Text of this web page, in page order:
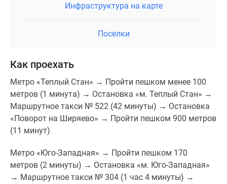
Инфраструктура на карте
Поселки
Как проехать
Метро «Теплый Стан» → Пройти пешком менее 100
метров (1 минута) → Остановка «м. Теплый Стан» →
Маршрутное такси № 522 (42 минуты) → Остановка
«Поворот на Ширяево» → Пройти пешком 900 метров
(11 минут)
Метро «Юго-Западная» → Пройти пешком 170
метров (2 минуты) → Остановка «м. Юго-Западная»
→ Маршрутное такси № 304 (1 час 4 минуты) →